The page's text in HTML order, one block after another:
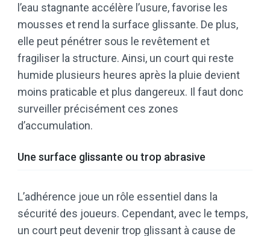
l’eau stagnante accélère l’usure, favorise les
mousses et rend la surface glissante. De plus,
elle peut pénétrer sous le revêtement et
fragiliser la structure. Ainsi, un court qui reste
humide plusieurs heures après la pluie devient
moins praticable et plus dangereux. Il faut donc
surveiller précisément ces zones
d’accumulation.
Une surface glissante ou trop abrasive
L’adhérence joue un rôle essentiel dans la
sécurité des joueurs. Cependant, avec le temps,
un court peut devenir trop glissant à cause de